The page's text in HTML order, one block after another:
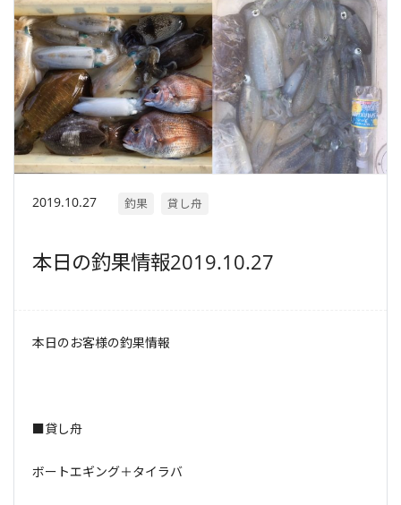
2019.10.27 釣果 貸し舟
本日の釣果情報2019.10.27
本日のお客様の釣果情報
■貸し舟
ボートエギング＋タイラバ